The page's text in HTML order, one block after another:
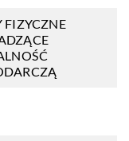
FIZYCZNE